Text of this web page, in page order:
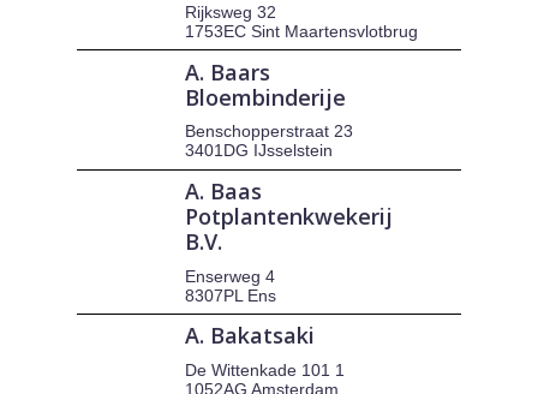
Rijksweg 32
1753EC Sint Maartensvlotbrug
A. Baars
Bloembinderije
Benschopperstraat 23
3401DG IJsselstein
A. Baas
Potplantenkwekerij
B.V.
Enserweg 4
8307PL Ens
A. Bakatsaki
De Wittenkade 101 1
1052AG Amsterdam